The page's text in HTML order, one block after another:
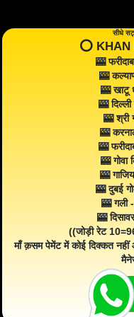
सीधे
⭕️ KHAN
🎰
🎰
🎰 खाटू
🎰
🎰
🎰
🎰
🎰
🎰
🎰 दुबई
🎰 गली
🎰
((जोड़ी रेट
माँ क़सम पेमेंट में कोई दिक्कत नहीं